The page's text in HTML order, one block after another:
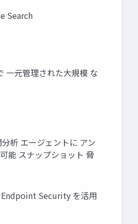
Search
⼀元管理された⼤規模 な
析 エージェントに アン
能 スナップショット 脅
Endpoint Security を活⽤